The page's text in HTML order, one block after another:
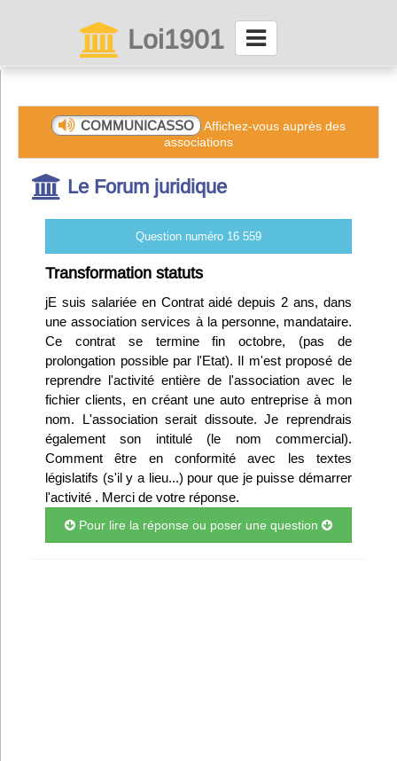
Loi1901
Connexion
Abonnez-vous à LettrAsso
Menu général
ServiceAsso
Partager
VieAsso
Infos
Divers
Abo Lettrasso
COMMUNICASSO
Affichez-vous auprès des
associations
Le Forum juridique
Question numéro 16 559
Transformation statuts
jE suis salariée en Contrat aidé depuis 2 ans, dans
une association services à la personne, mandataire.
Ce contrat se termine fin octobre, (pas de
prolongation possible par l'Etat). Il m'est proposé de
reprendre l'activité entière de l'association avec le
fichier clients, en créant une auto entreprise à mon
nom. L'association serait dissoute. Je reprendrais
également son intitulé (le nom commercial).
Comment être en conformité avec les textes
législatifs (s'il y a lieu...) pour que je puisse démarrer
l'activité . Merci de votre réponse.
Pour lire la réponse ou poser une question